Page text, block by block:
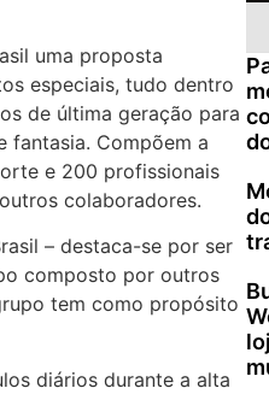
uma proposta
especiais, tudo dentro
de última geração para
fantasia. Compõem a
e 200 profissionais
colaboradores.
– destaca-se por ser
composto por outros
tem como propósito
diários durante a alta